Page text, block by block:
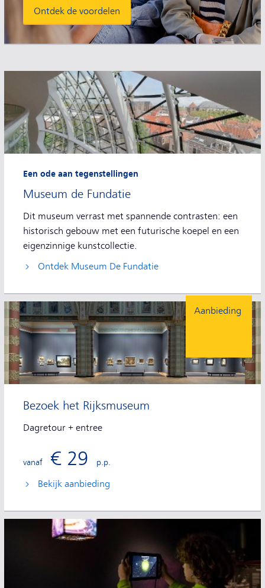
Ontdek de voordelen
Museum de Fundatie
Een ode aan tegenstellingen
Dit museum verrast met spannende contrasten: een
historisch gebouw met een futurische koepel en een
eigenzinnige kunstcollectie.
Ontdek Museum De Fundatie
Bezoek het Rijksmuseum
Dagretour + entree
vanaf € 29 p.p.
Aanbieding
Bekijk aanbieding